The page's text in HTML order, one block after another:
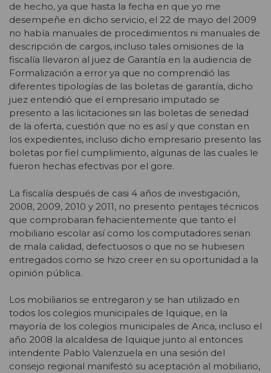
de hecho, ya que hasta la fecha en que yo me
desempeñe en dicho servicio, el 22 de mayo del 2009
no había manuales de procedimientos ni manuales de
descripción de cargos, incluso tales omisiones de la
fiscalía llevaron al juez de Garantía en la audiencia de
Formalización a error ya que no comprendió las
diferentes tipologías de las boletas de garantía, dicho
juez entendió que el empresario imputado se
presento a las licitaciones sin las boletas de seriedad
de la oferta, cuestión que no es así y que constan en
los expedientes, incluso dicho empresario presento las
boletas por fiel cumplimiento, algunas de las cuales le
fueron hechas efectivas por el gore.
La fiscalía después de casi 4 años de investigación,
2008, 2009, 2010 y 2011, no presento peritajes técnicos
que comprobaran fehacientemente que tanto el
mobiliario escolar así como los computadores serian
de mala calidad, defectuosos o que no se hubiesen
entregados como se hizo creer en su oportunidad a la
opinión pública.
Los mobiliarios se entregaron y se han utilizado en
todos los colegios municipales de Iquique, en la
mayoría de los colegios municipales de Arica, incluso el
año 2008 la alcaldesa de Iquique junto al entonces
intendente Pablo Valenzuela en una sesión del
consejo regional manifestó su aceptación al mobiliario,